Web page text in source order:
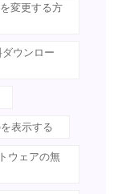
変更する方
ウンロー
表示する
ウェアの無